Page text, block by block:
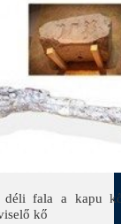
fala a kapu
kő